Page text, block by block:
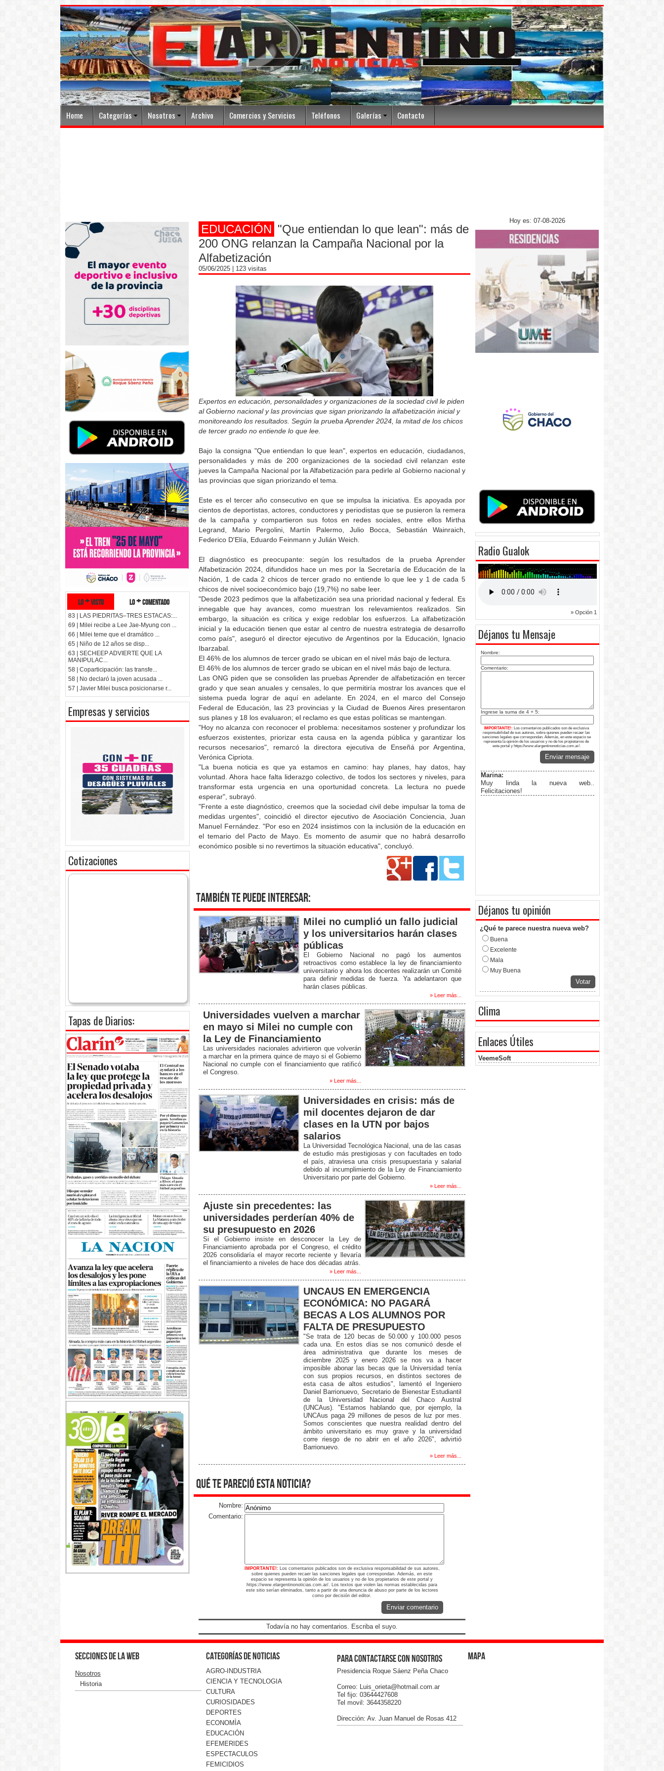
Home Categorías Nosotros Archivo Comercios y Servicios Teléfonos Galerías Contacto
Hoy es: 07-08-2026
lo + visto lo + comentado
83 | LAS PIEDRITAS–TRES ESTACAS:...
69 | Milei recibe a Lee Jae-Myung con ...
66 | Milei teme que el dramático ...
65 | Niño de 12 años se disp...
63 | SECHEEP ADVIERTE QUE LA
MANIPULAC...
58 | Coparticipación: las transfe...
58 | No declaró la joven acusada ...
57 | Javier Milei busca posicionarse r...
Empresas y servicios
Cotizaciones
Tapas de Diarios:
EDUCACIÓN "Que entiendan lo que lean": más de
200 ONG relanzan la Campaña Nacional por la
Alfabetización
05/06/2025 | 123 visitas
Expertos en educación, personalidades y organizaciones de la sociedad civil le piden
al Gobierno nacional y las provincias que sigan priorizando la alfabetización inicial y
monitoreando los resultados. Según la prueba Aprender 2024, la mitad de los chicos
de tercer grado no entiende lo que lee.
Bajo la consigna "Que entiendan lo que lean", expertos en educación, ciudadanos,
personalidades y más de 200 organizaciones de la sociedad civil relanzan este
jueves la Campaña Nacional por la Alfabetización para pedirle al Gobierno nacional y
las provincias que sigan priorizando el tema.
Este es el tercer año consecutivo en que se impulsa la iniciativa. Es apoyada por
cientos de deportistas, actores, conductores y periodistas que se pusieron la remera
de la campaña y compartieron sus fotos en redes sociales, entre ellos Mirtha
Legrand, Mario Pergolini, Martín Palermo, Julio Bocca, Sebastián Wainraich,
Federico D'Elía, Eduardo Feinmann y Julián Weich.
El diagnóstico es preocupante: según los resultados de la prueba Aprender
Alfabetización 2024, difundidos hace un mes por la Secretaría de Educación de la
Nación, 1 de cada 2 chicos de tercer grado no entiende lo que lee y 1 de cada 5
chicos de nivel socioeconómico bajo (19,7%) no sabe leer.
"Desde 2023 pedimos que la alfabetización sea una prioridad nacional y federal. Es
innegable que hay avances, como muestran los relevamientos realizados. Sin
embargo, la situación es crítica y exige redoblar los esfuerzos. La alfabetización
inicial y la educación tienen que estar al centro de nuestra estrategia de desarrollo
como país", aseguró el director ejecutivo de Argentinos por la Educación, Ignacio
Ibarzabal.
El 46% de los alumnos de tercer grado se ubican en el nivel más bajo de lectura.
El 46% de los alumnos de tercer grado se ubican en el nivel más bajo de lectura.
Las ONG piden que se consoliden las pruebas Aprender de alfabetización en tercer
grado y que sean anuales y censales, lo que permitiría mostrar los avances que el
sistema pueda lograr de aquí en adelante. En 2024, en el marco del Consejo
Federal de Educación, las 23 provincias y la Ciudad de Buenos Aires presentaron
sus planes y 18 los evaluaron; el reclamo es que estas políticas se mantengan.
"Hoy no alcanza con reconocer el problema: necesitamos sostener y profundizar los
esfuerzos existentes, priorizar esta causa en la agenda pública y garantizar los
recursos necesarios", remarcó la directora ejecutiva de Enseñá por Argentina,
Verónica Cipriota.
"La buena noticia es que ya estamos en camino: hay planes, hay datos, hay
voluntad. Ahora hace falta liderazgo colectivo, de todos los sectores y niveles, para
transformar esta urgencia en una oportunidad concreta. La lectura no puede
esperar", subrayó.
"Frente a este diagnóstico, creemos que la sociedad civil debe impulsar la toma de
medidas urgentes", coincidió el director ejecutivo de Asociación Conciencia, Juan
Manuel Fernández. "Por eso en 2024 insistimos con la inclusión de la educación en
el temario del Pacto de Mayo. Es momento de asumir que no habrá desarrollo
económico posible si no revertimos la situación educativa", concluyó.
También te puede interesar:
Milei no cumplió un fallo judicial
y los universitarios harán clases
públicas
El Gobierno Nacional no pagó los aumentos
retroactivos como establece la ley de financiamiento
universitario y ahora los docentes realizarán un Comité
para definir medidas de fuerza. Ya adelantaron que
harán clases públicas.
» Leer más...
Universidades vuelven a marchar
en mayo si Milei no cumple con
la Ley de Financiamiento
Las universidades nacionales advirtieron que volverán
a marchar en la primera quince de mayo si el Gobierno
Nacional no cumple con el financiamiento que ratificó
el Congreso.
» Leer más...
Universidades en crisis: más de
mil docentes dejaron de dar
clases en la UTN por bajos
salarios
La Universidad Tecnológica Nacional, una de las casas
de estudio más prestigiosas y con facultades en todo
el país, atraviesa una crisis presupuestaria y salarial
debido al incumplimiento de la Ley de Financiamiento
Universitario por parte del Gobierno.
» Leer más...
Ajuste sin precedentes: las
universidades perderían 40% de
su presupuesto en 2026
Si el Gobierno insiste en desconocer la Ley de
Financiamiento aprobada por el Congreso, el crédito
2026 consolidaría el mayor recorte reciente y llevaría
el financiamiento a niveles de hace dos décadas atrás.
» Leer más...
UNCAUS EN EMERGENCIA
ECONÓMICA: NO PAGARÁ
BECAS A LOS ALUMNOS POR
FALTA DE PRESUPUESTO
"Se trata de 120 becas de 50.000 y 100.000 pesos
cada una. En estos días se nos comunicó desde el
área administrativa que durante los meses de
diciembre 2025 y enero 2026 se nos va a hacer
imposible abonar las becas que la Universidad tenía
con sus propios recursos, en distintos sectores de
esta casa de altos estudios", lamentó el Ingeniero
Daniel Barrionuevo, Secretario de Bienestar Estudiantil
de la Universidad Nacional del Chaco Austral
(UNCAus). "Estamos hablando que, por ejemplo, la
UNCAus paga 29 millones de pesos de luz por mes.
Somos conscientes que nuestra realidad dentro del
ámbito universitario es muy grave y la universidad
corre riesgo de no abrir en el año 2026", advirtió
Barrionuevo.
» Leer más...
qué te pareció esta noticia?
Nombre:
Comentario:
IMPORTANTE!: Los comentarios publicados son de exclusiva responsabilidad de sus autores,
sobre quienes pueden recaer las sanciones legales que correspondan. Además, en este
espacio se representa la opinión de los usuarios y no de los propietarios de este portal y
https://www.elargentinonoticias.com.ar/. Los textos que violen las normas establecidas para
este sitio serían eliminados, tanto a partir de una denuncia de abuso por parte de los lectores
como por decisión del editor.
Enviar comentario
Todavía no hay comentarios. Escriba el suyo.
Radio Gualok
» Opción 1
Déjanos tu Mensaje
Nombre:
Comentario:
Ingrese la suma de 4 + 5:
IMPORTANTE!: Los comentarios publicados son de exclusiva
responsabilidad de sus autores, sobre quienes pueden recaer las
sanciones legales que correspondan. Además, en este espacio se
representa la opinión de los usuarios y no de los propietarios de
este portal y https://www.elargentinonoticias.com.ar/.
Enviar mensaje
Marina:
Muy linda la nueva web..
Felicitaciones!
Déjanos tu opinión
¿Qué te parece nuestra nueva web?
Buena
Excelente
Mala
Muy Buena
Votar
Clima
Enlaces Útiles
VeemeSoft
Secciones de la web
Nosotros
Historia
Categorías de noticias
AGRO-INDUSTRIA
CIENCIA Y TECNOLOGIA
CULTURA
CURIOSIDADES
DEPORTES
ECONOMÌA
EDUCACIÓN
EFEMERIDES
ESPECTACULOS
FEMICIDIOS
Para contactarse con nosotros
Presidencia Roque Sáenz Peña Chaco
Correo: Luis_orieta@hotmail.com.ar
Tel fijo: 03644427608
Tel movil: 3644358220
Dirección: Av. Juan Manuel de Rosas 412
Mapa